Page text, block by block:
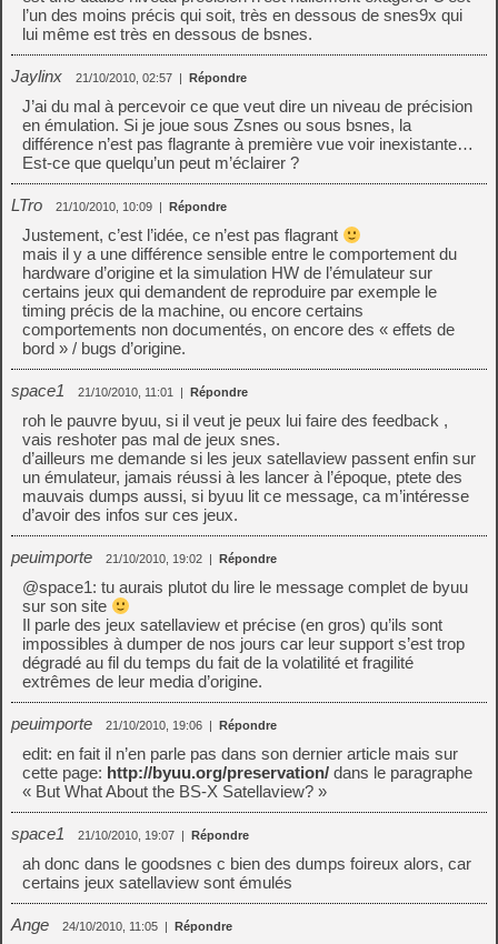
l’un des moins précis qui soit, très en dessous de snes9x qui
lui même est très en dessous de bsnes.
Jaylinx 21/10/2010, 02:57 | Répondre
J’ai du mal à percevoir ce que veut dire un niveau de précision
en émulation. Si je joue sous Zsnes ou sous bsnes, la
différence n’est pas flagrante à première vue voir inexistante…
Est-ce que quelqu’un peut m’éclairer ?
LTro 21/10/2010, 10:09 | Répondre
Justement, c’est l’idée, ce n’est pas flagrant
mais il y a une différence sensible entre le comportement du
hardware d’origine et la simulation HW de l’émulateur sur
certains jeux qui demandent de reproduire par exemple le
timing précis de la machine, ou encore certains
comportements non documentés, on encore des « effets de
bord » / bugs d’origine.
space1 21/10/2010, 11:01 | Répondre
roh le pauvre byuu, si il veut je peux lui faire des feedback ,
vais reshoter pas mal de jeux snes.
d’ailleurs me demande si les jeux satellaview passent enfin sur
un émulateur, jamais réussi à les lancer à l’époque, ptete des
mauvais dumps aussi, si byuu lit ce message, ca m’intéresse
d’avoir des infos sur ces jeux.
peuimporte 21/10/2010, 19:02 | Répondre
@space1: tu aurais plutot du lire le message complet de byuu
sur son site
Il parle des jeux satellaview et précise (en gros) qu’ils sont
impossibles à dumper de nos jours car leur support s’est trop
dégradé au fil du temps du fait de la volatilité et fragilité
extrêmes de leur media d’origine.
peuimporte 21/10/2010, 19:06 | Répondre
edit: en fait il n’en parle pas dans son dernier article mais sur
cette page: http://byuu.org/preservation/ dans le paragraphe
« But What About the BS-X Satellaview? »
space1 21/10/2010, 19:07 | Répondre
ah donc dans le goodsnes c bien des dumps foireux alors, car
certains jeux satellaview sont émulés
Ange 24/10/2010, 11:05 | Répondre